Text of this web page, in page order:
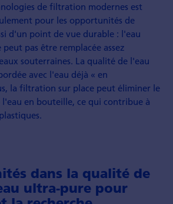
de filtration modernes est
pour les opportunités de
d'un point de vue durable : l'eau
pas être remplacée assez
souterraines. La qualité de l'eau
avec l'eau déjà « en
la filtration sur place peut éliminer le
en bouteille, ce qui contribue à
dans la qualité de
ultra-pure pour